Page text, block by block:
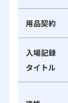
用品契約
入場記録
タイトル